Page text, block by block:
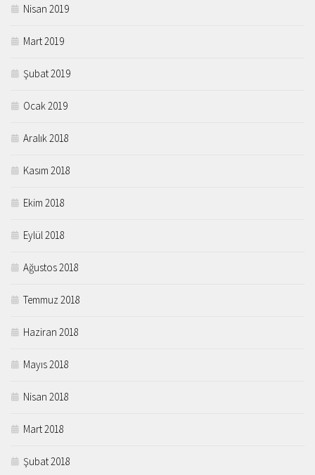
Nisan 2019
Mart 2019
Şubat 2019
Ocak 2019
Aralık 2018
Kasım 2018
Ekim 2018
Eylül 2018
Ağustos 2018
Temmuz 2018
Haziran 2018
Mayıs 2018
Nisan 2018
Mart 2018
Şubat 2018